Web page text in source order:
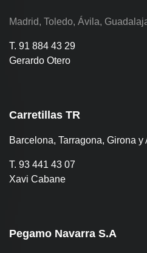
Madrid, Toledo, Ávila,
T. 91 884 43 29
Gerardo Otero
Carretillas TR
Barcelona, Tarragona, Girona y
T. 93 441 43 07
Xavi Cabane
Pegamo Navarra S.A